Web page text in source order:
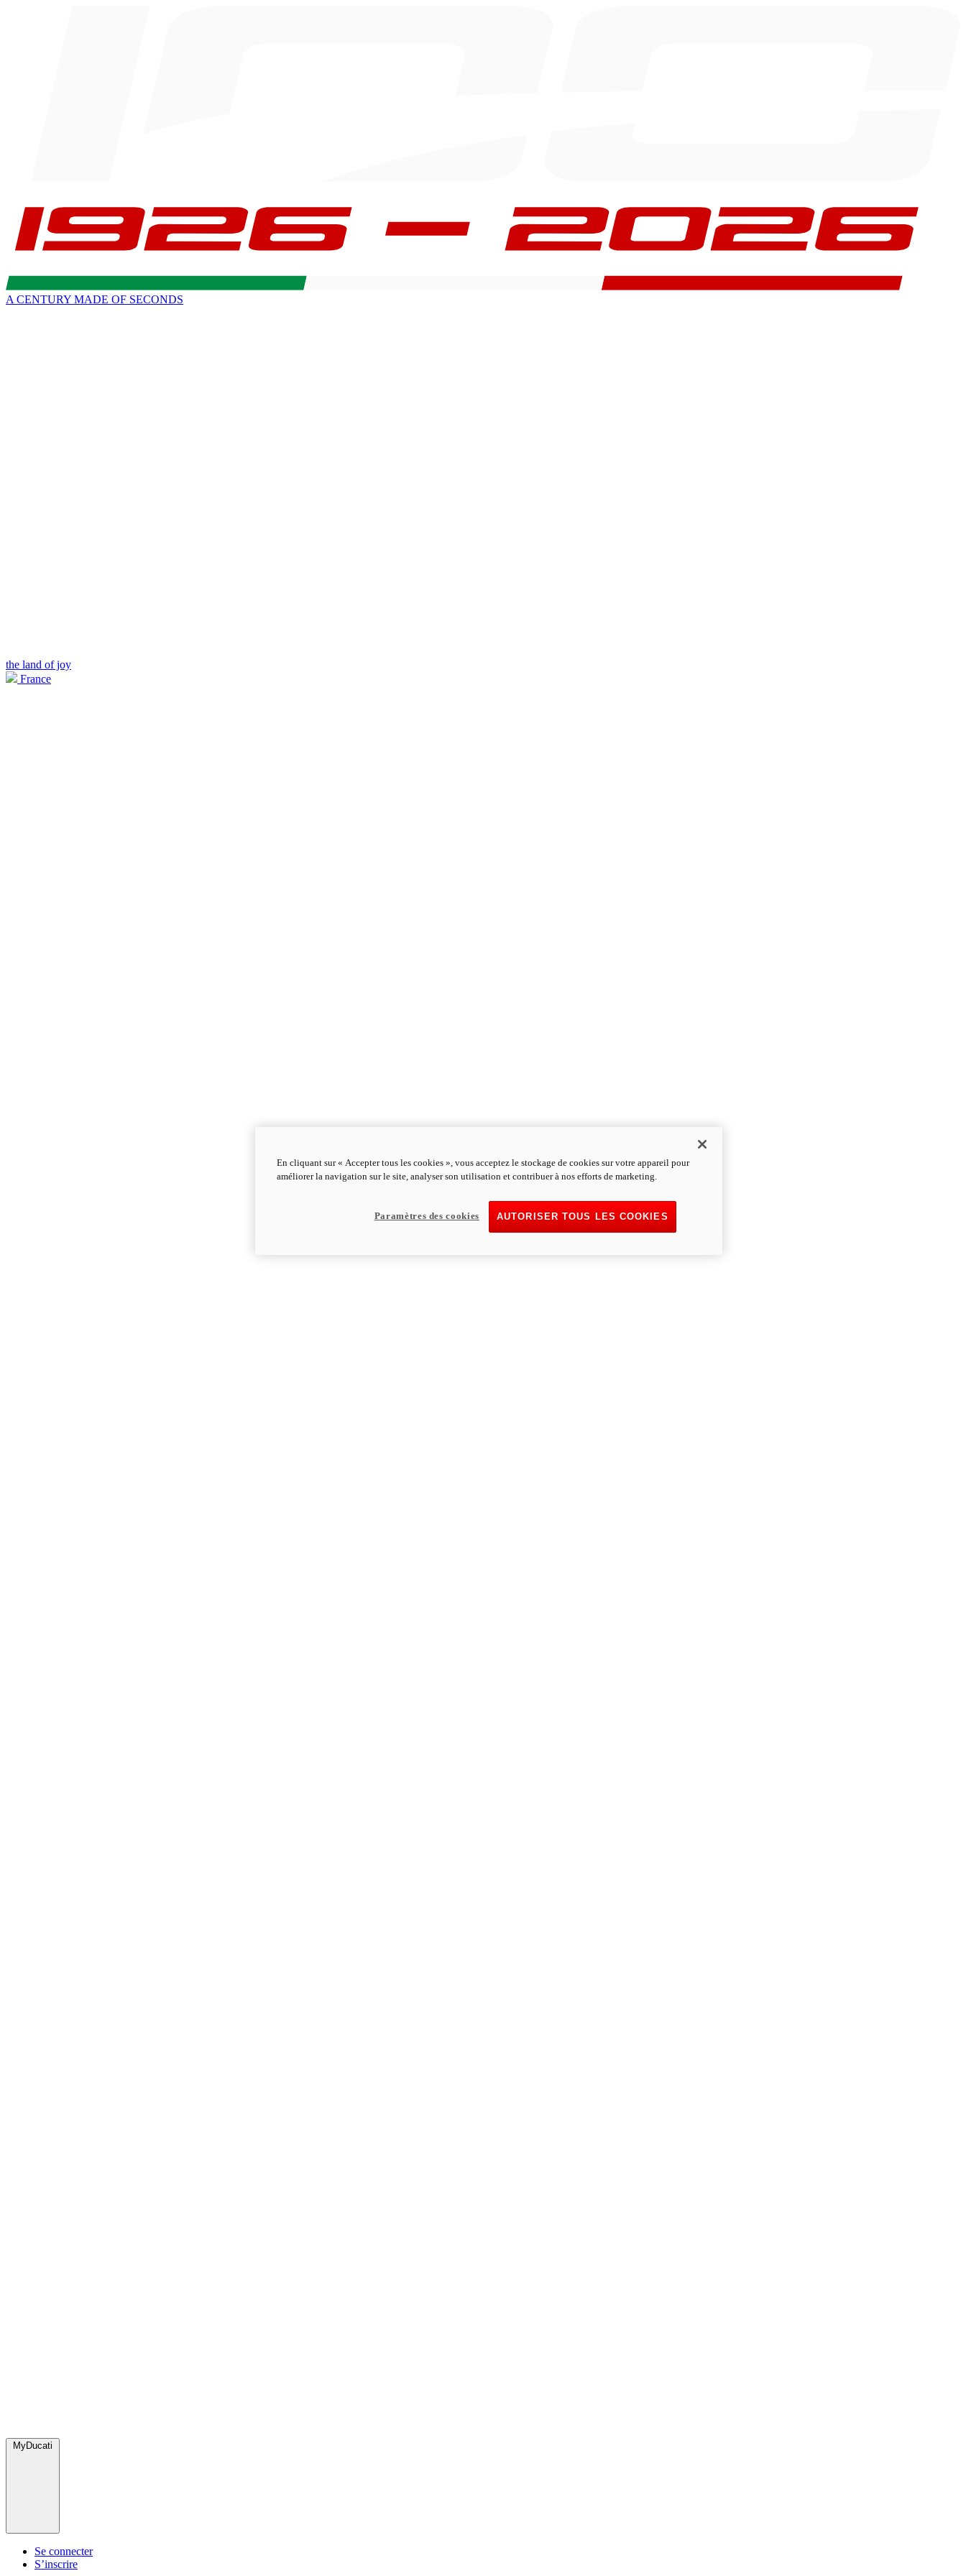
A CENTURY MADE OF SECONDS
the land of joy
France
MyDucati
Se connecter
S’inscrire
En cliquant sur « Accepter tous les cookies », vous acceptez le stockage de cookies sur votre appareil pour
améliorer la navigation sur le site, analyser son utilisation et contribuer à nos efforts de marketing.
AUTORISER TOUS LES COOKIES
Paramètres des cookies